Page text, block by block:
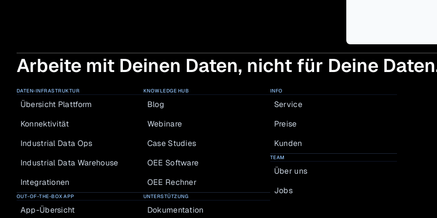
Arbeite mit Deinen Daten, nicht für Deine
DATEN-INFRASTRUKTUR
Übersicht Plattform
Konnektivität
Industrial Data Ops
Industrial Data Warehouse
Integrationen
OUT-OF-THE-BOX APP
App-Übersicht
KNOWLEDGE HUB
Blog
Webinare
OEE Software
Case Studies
OEE Rechner
UNTERSTÜTZUNG
Dokumentation
Über uns
Jobs
TEAM
INFO
Service
Preise
Kunden